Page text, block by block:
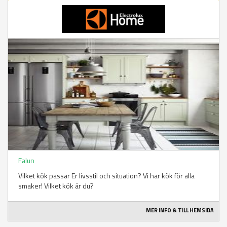
Falun
Vilket kök passar Er livsstil och situation? Vi har kök för alla
smaker! Vilket kök är du?
MER INFO & TILL HEMSIDA